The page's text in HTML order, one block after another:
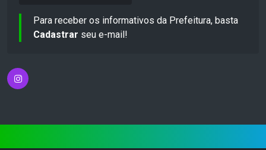
Para receber os informativos da Prefeitura, basta
Cadastrar seu e-mail!